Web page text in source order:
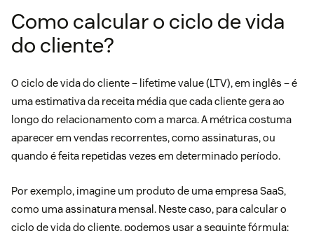
Como calcular o ciclo de vida
do cliente?
O ciclo de vida do cliente – lifetime value (LTV), em inglês – é
uma estimativa da receita média que cada cliente gera ao
longo do relacionamento com a marca. A métrica costuma
aparecer em vendas recorrentes, como assinaturas, ou
quando é feita repetidas vezes em determinado período.
Por exemplo, imagine um produto de uma empresa SaaS,
como uma assinatura mensal. Neste caso, para calcular o
ciclo de vida do cliente, podemos usar a seguinte fórmula: